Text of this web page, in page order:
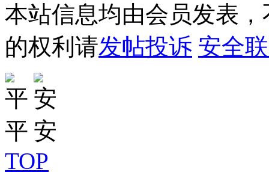
本站信息均由会员发表
的权利请发帖投诉 安全
TOP